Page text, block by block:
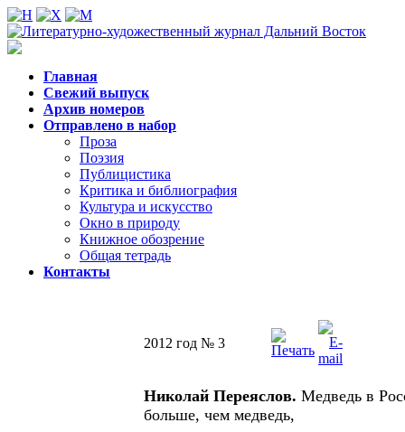
Главная
Свежий выпуск
Архив номеров
Отправлено в набор
Проза
Поэзия
Публицистика
Критика и библиография
Культура и искусство
Окно в природу
Книжное обозрение
Общая тетрадь
Контакты
2012 год № 3
Николай Переяслов. Медведь в
больше, чем медведь,